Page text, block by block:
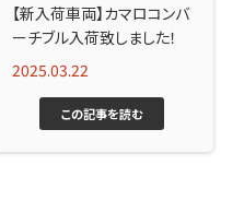
【新入荷車両】カマロコンバ
ーチブル入荷致しました！
2025.03.22
この記事を読む